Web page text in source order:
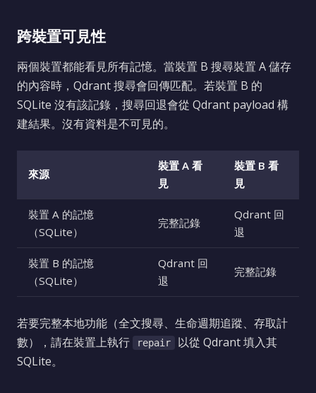
跨裝置可見性
兩個裝置都能看見所有記憶。當裝置 B 搜尋裝置 A 儲存
的內容時，Qdrant 搜尋會回傳匹配。若裝置 B 的
SQLite 沒有該記錄，搜尋回退會從 Qdrant payload 構
建結果。沒有資料是不可見的。
來源
裝置 A 看
見
裝置 B 看
見
裝置 A 的記憶
（SQLite）
完整記錄
Qdrant 回
退
裝置 B 的記憶
（SQLite）
Qdrant 回
退
完整記錄
若要完整本地功能（全文搜尋、生命週期追蹤、存取計
數），請在裝置上執行
repair
以從 Qdrant 填入其
SQLite。